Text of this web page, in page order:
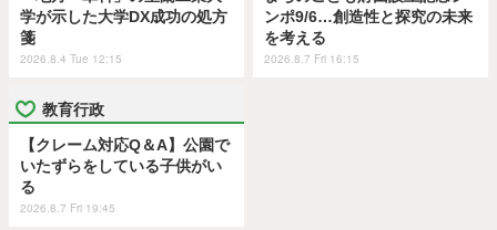
学が示した大学DX成功の処方
箋
2026.8.4 Tue 12:15
ンポ9/6…創造性と探究の未来
を考える
2026.8.7 Fri 16:15
教育行政
【クレーム対応Q＆A】公園で
いたずらをしている子供がい
る
2026.8.7 Fri 19:45